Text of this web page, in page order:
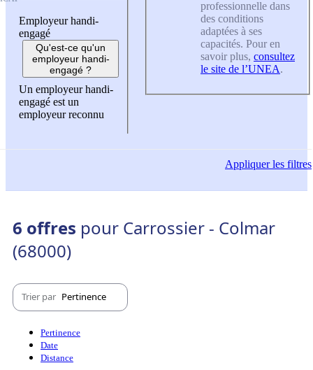
Employeur handi-
engagé
Qu'est-ce qu'un
employeur handi-
engagé ?
Un employeur handi-
engagé est un
employeur reconnu
professionnelle dans
des conditions
adaptées à ses
capacités. Pour en
savoir plus, consultez
le site de l’UNEA.
Appliquerles filtres
6 offres pour Carrossier - Colmar
(68000)
Trier par Pertinence
Pertinence
Date
Distance